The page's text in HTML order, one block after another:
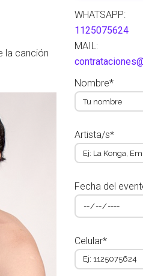
la canción
WHATSAPP:
1125075624
MAIL:
Nombre*
Artista/s*
Fecha del
Celular*